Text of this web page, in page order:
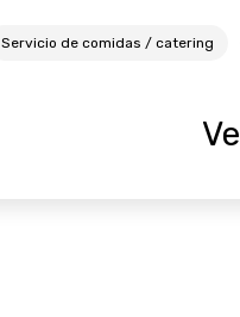
Servicio de comidas / catering